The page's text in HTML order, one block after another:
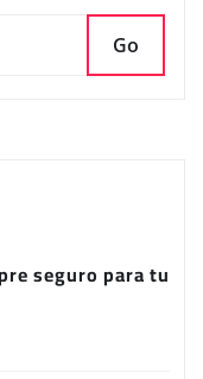
Go
seguro para tu